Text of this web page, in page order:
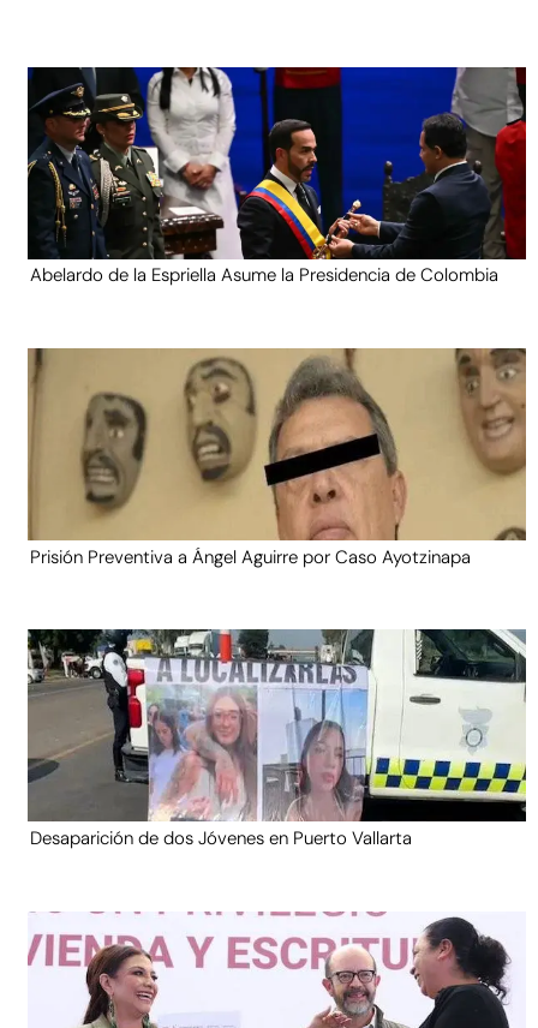
Abelardo de la Espriella Asume la Presidencia de Colombia
Prisión Preventiva a Ángel Aguirre por Caso Ayotzinapa
Desaparición de dos Jóvenes en Puerto Vallarta